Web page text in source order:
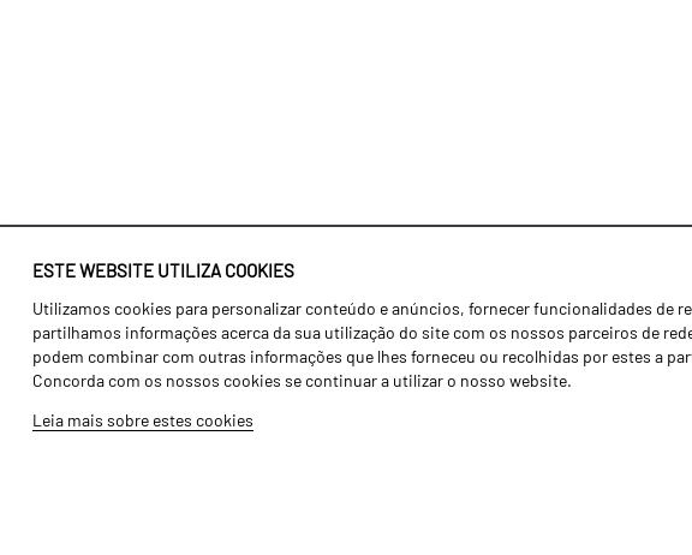
ESTE WEBSITE UTILIZA COOKIES
Utilizamos cookies para personalizar conteúdo e anúncios, fornecer funcionalidades de
partilhamos informações acerca da sua utilização do site com os nossos parceiros de
podem combinar com outras informações que lhes forneceu ou recolhidas por estes a
Concorda com os nossos cookies se continuar a utilizar o nosso website.
Leia mais sobre estes cookies
Identidade
História
Fábrica / Produção
Recursos Humanos
Agricultura
Transportes
Gama Floresta